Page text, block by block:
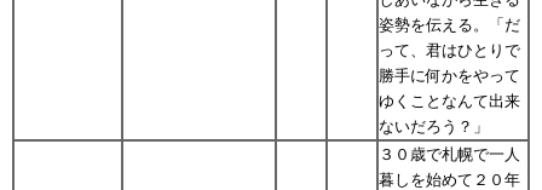
姿勢を伝える。「だ
って、君はひとりで
勝手に何かをやって
ゆくことなんて出来
ないだろう？」
３０歳で札幌で一人
暮しを始めて２０年